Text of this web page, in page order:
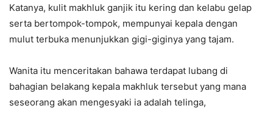
Katanya, kulit makhluk ganjik itu kering dan kelabu gelap
serta bertompok-tompok, mempunyai kepala dengan
mulut terbuka menunjukkan gigi-giginya yang tajam.
Wanita itu menceritakan bahawa terdapat lubang di
bahagian belakang kepala makhluk tersebut yang mana
seseorang akan mengesyaki ia adalah telinga,